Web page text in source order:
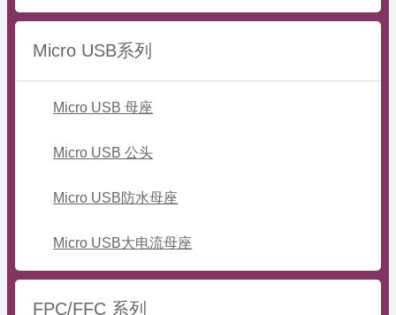
Micro USB系列
Micro USB 母座
Micro USB 公头
Micro USB防水母座
Micro USB大电流母座
FPC/FFC 系列